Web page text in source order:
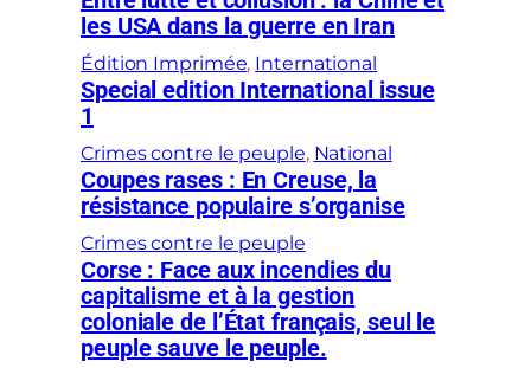
les USA dans la guerre en Iran
Édition Imprimée, International
Special edition International issue
1
Crimes contre le peuple, National
Coupes rases : En Creuse, la
résistance populaire s’organise
Crimes contre le peuple
Corse : Face aux incendies du
capitalisme et à la gestion
coloniale de l’État français, seul le
peuple sauve le peuple.